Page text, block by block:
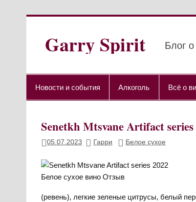
Перейти
Garry Spirit Блог
Новости и события Алкоголь Всё о
Senetkh Mtsvane Artifact
05.07.2023 Гарри Белое сухое
(ревень), легкие зеленые цитрусы, белый